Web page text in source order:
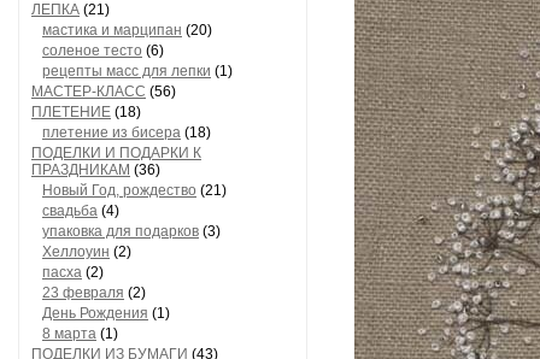
ЛЕПКА (21)
мастика и марципан (20)
соленое тесто (6)
рецепты масс для лепки (1)
МАСТЕР-КЛАСС (56)
ПЛЕТЕНИЕ (18)
плетение из бисера (18)
ПОДЕЛКИ И ПОДАРКИ К
ПРАЗДНИКАМ (36)
Новый Год, рождество (21)
свадьба (4)
упаковка для подарков (3)
Хеллоуин (2)
пасха (2)
23 февраля (2)
День Рождения (1)
8 марта (1)
ПОДЕЛКИ ИЗ БУМАГИ (43)